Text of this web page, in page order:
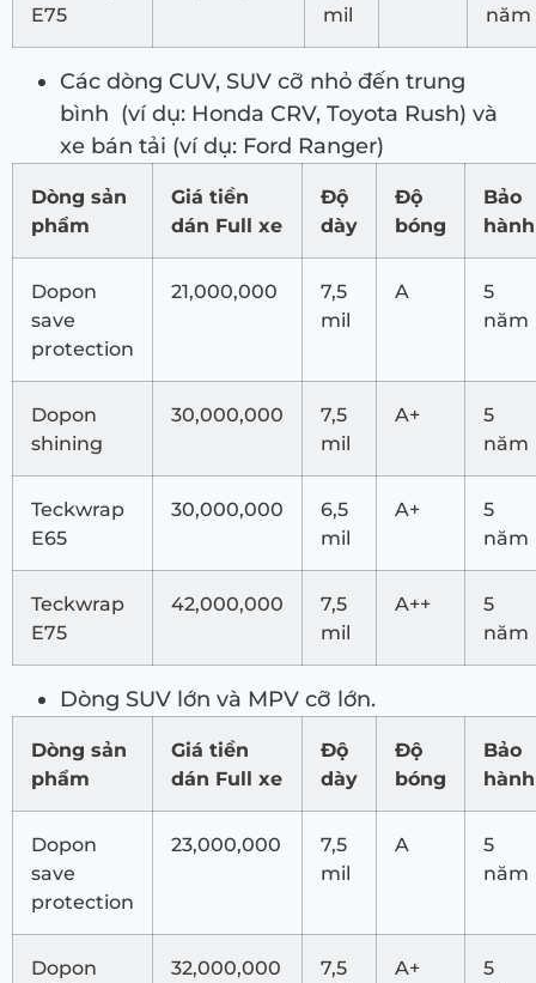
E75
mil
năm
Các dòng CUV, SUV cỡ nhỏ đến trung
bình (ví dụ: Honda CRV, Toyota Rush) và
xe bán tải (ví dụ: Ford Ranger)
Dòng sản
phẩm
Giá tiền
dán Full xe
Độ
dày
Độ
bóng
Bảo
hành
Dopon
save
protection
21,000,000
7,5
mil
A
5
năm
Dopon
shining
30,000,000
7,5
mil
A+
5
năm
Teckwrap
E65
30,000,000
6,5
mil
A+
5
năm
Teckwrap
E75
42,000,000
7,5
mil
A++
5
năm
Dòng SUV lớn và MPV cỡ lớn.
Dòng sản
phẩm
Giá tiền
dán Full xe
Độ
dày
Độ
bóng
Bảo
hành
Dopon
save
protection
23,000,000
7,5
mil
A
5
năm
Dopon
32,000,000
7,5
A+
5